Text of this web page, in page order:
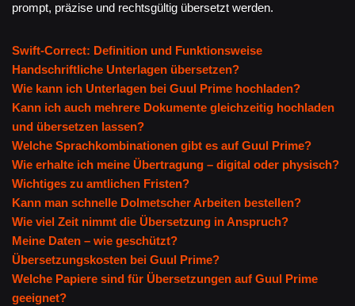
prompt, präzise und rechtsgültig übersetzt werden.
Swift-Correct: Definition und Funktionsweise
Handschriftliche Unterlagen übersetzen?
Wie kann ich Unterlagen bei Guul Prime hochladen?
Kann ich auch mehrere Dokumente gleichzeitig hochladen
und übersetzen lassen?
Welche Sprachkombinationen gibt es auf Guul Prime?
Wie erhalte ich meine Übertragung – digital oder physisch?
Wichtiges zu amtlichen Fristen?
Kann man schnelle Dolmetscher Arbeiten bestellen?
Wie viel Zeit nimmt die Übersetzung in Anspruch?
Meine Daten – wie geschützt?
Übersetzungskosten bei Guul Prime?
Welche Papiere sind für Übersetzungen auf Guul Prime
geeignet?